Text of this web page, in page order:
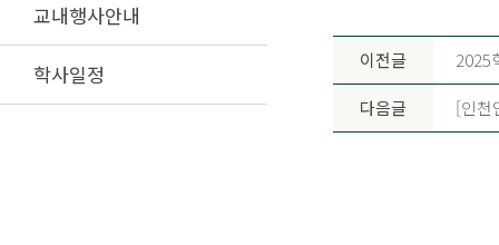
교내행사안내
학사일정
이전글 2025
다음글 [인천